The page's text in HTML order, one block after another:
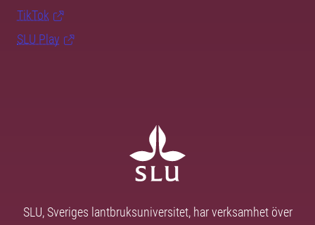
TikTok
SLU Play
SLU, Sveriges lantbruksuniversitet, har verksamhet över